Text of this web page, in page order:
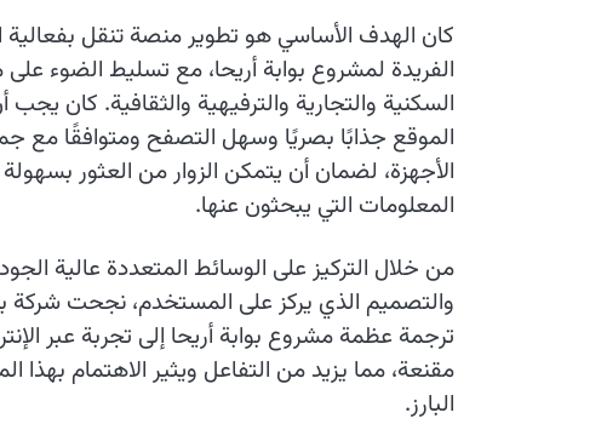
كان الهدف الأساسي هو تطوير منصة تنقل بفعالية
الفريدة لمشروع بوابة أريحا، مع تسليط الضوء على
السكنية والتجارية والترفيهية والثقافية. كان يجب
الموقع جذابًا بصريًا وسهل التصفح ومتوافقًا مع
الأجهزة، لضمان أن يتمكن الزوار من العثور
المعلومات التي يبحثون عنها.
من خلال التركيز على الوسائط المتعددة عالية
والتصميم الذي يركز على المستخدم، نجحت شركة
ترجمة عظمة مشروع بوابة أريحا إلى تجربة عبر
مقنعة، مما يزيد من التفاعل ويثير الاهتمام بهذا
البارز.